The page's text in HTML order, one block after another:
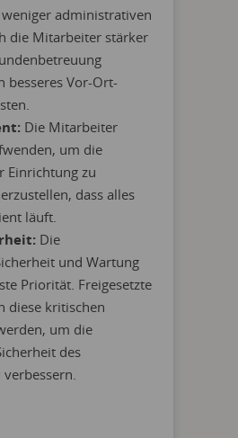
administrativen
die Mitarbeiter stärker
besseres Vor-Ort-
Die Mitarbeiter
um die
Einrichtung zu
dass alles
läuft.
Die
und Wartung
Priorität. Freigesetzte
diese kritischen
um die
des
verbessern.